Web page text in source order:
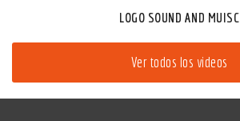
LOGO SOUND AND MUISC
Ver todos los videos